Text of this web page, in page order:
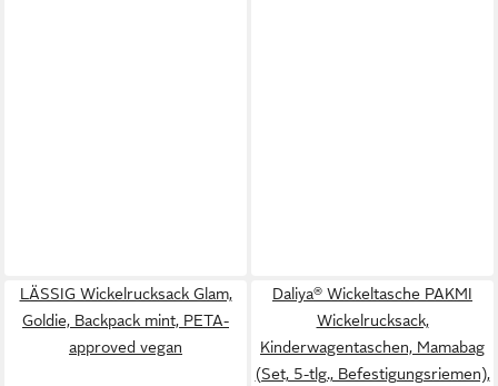
LÄSSIG Wickelrucksack Glam,
Goldie, Backpack mint, PETA-
approved vegan
Daliya® Wickeltasche PAKMI
Wickelrucksack,
Kinderwagentaschen, Mamabag
(Set, 5-tlg., Befestigungsriemen),